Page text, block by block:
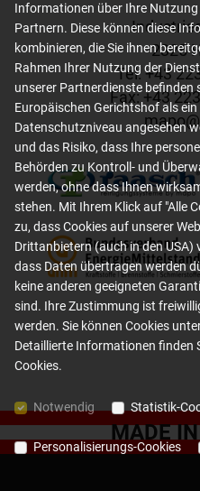
2325
Tel: +43
Fax: +43
mapo@
MADE
Informationen über Ihre
Partnern. Diese können diese
kombinieren, die Sie ihnen
Rahmen Ihrer Nutzung der
unserer Partnerdienste befinden
Europäischen Gerichtshof als
Datenschutzniveau angesehen
und das Risiko, dass Ihre
Behörden zu Kontroll- und
werden, ohne dass Ihnen
stehen. Mit Ihrem Klick auf "Alle
zu, dass Cookies auf unserer
Drittanbietern (auch in den USA)
dass Daten übertragen werden
keine anderen geeigneten
sind. Ihre Zustimmung ist
werden. Sie können Cookies
Detaillierte Informationen finden
Cookies.
Notwendig Statistik-
Personalisierungs-Cookies